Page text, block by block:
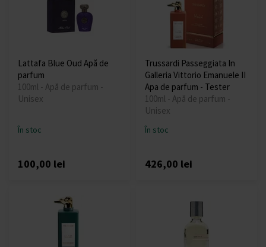
Lattafa Blue Oud Apă de
parfum
100ml - Apă de parfum -
Unisex
În stoc
100,00 lei
Trussardi Passeggiata In
Galleria Vittorio Emanuele II
Apa de parfum - Tester
100ml - Apă de parfum -
Unisex
În stoc
426,00 lei